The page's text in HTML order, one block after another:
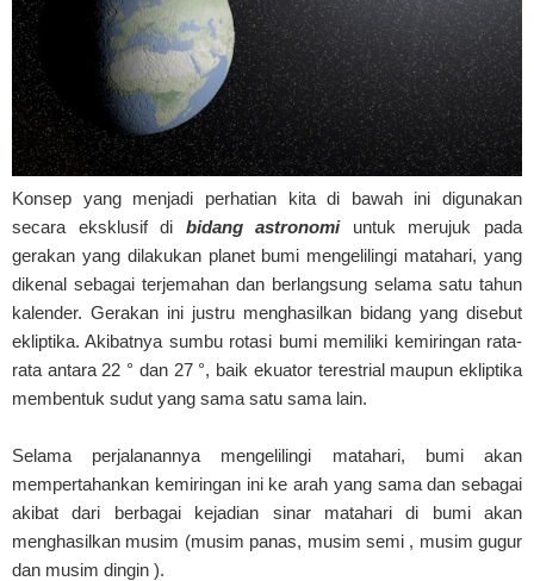
Konsep yang menjadi perhatian kita di bawah ini digunakan
secara eksklusif di bidang astronomiuntuk merujuk pada
gerakan yang dilakukan planet bumi mengelilingi matahari, yang
dikenal sebagai terjemahan dan berlangsung selama satu tahun
kalender. Gerakan ini justru menghasilkan bidang yang disebut
ekliptika. Akibatnya sumbu rotasi bumi memiliki kemiringan rata-
rata antara 22 ° dan 27 °, baik ekuator terestrial maupun ekliptika
membentuk sudut yang sama satu sama lain.
Selama perjalanannya mengelilingi matahari, bumi akan
mempertahankan kemiringan ini ke arah yang sama dan sebagai
akibat dari berbagai kejadian sinar matahari di bumi akan
menghasilkan musim (musim panas, musim semi , musim gugur
dan musim dingin ).